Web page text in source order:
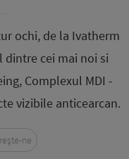
ochi, de la Ivatherm
dintre cei mai noi si
Complexul MDI -
vizibile anticearcan.
ne